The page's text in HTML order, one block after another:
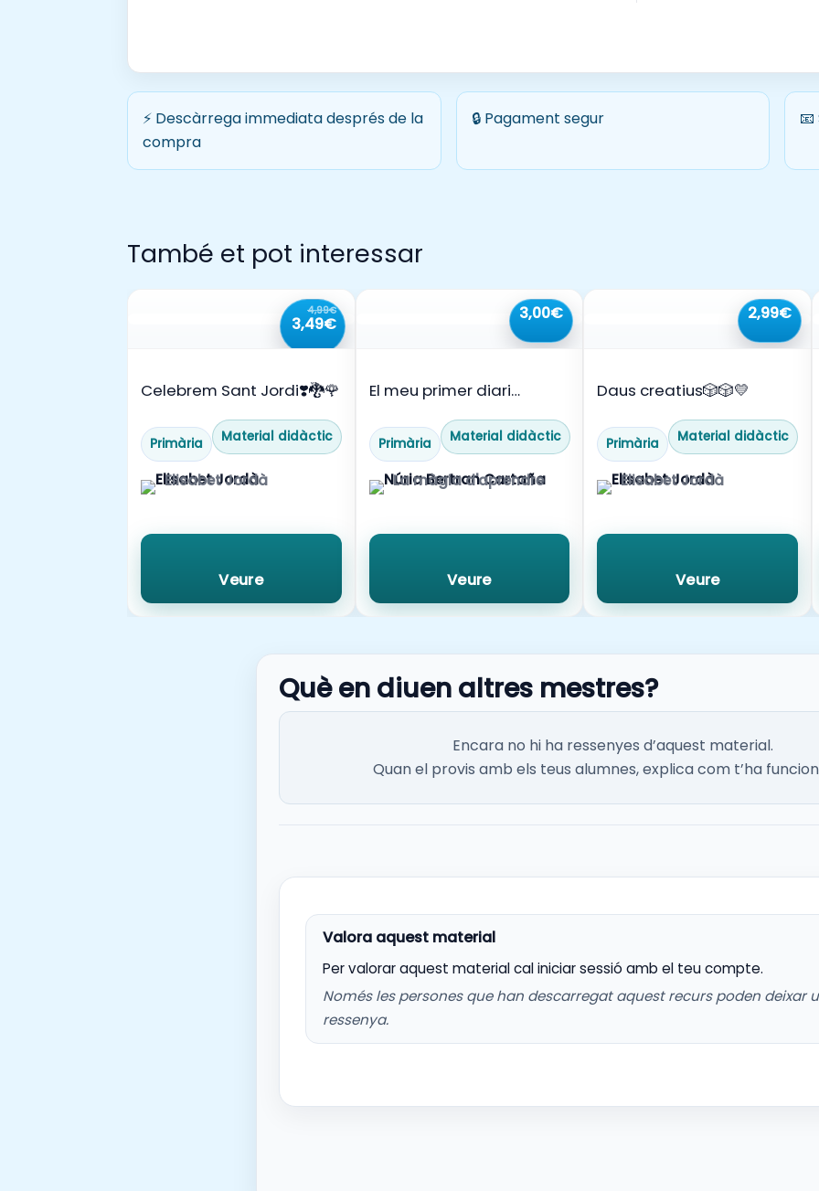
motricitat
La capacitat de
seves pròpies
atenció al
visuals.
⚡ Descàrrega immediata després de la
compra
🔒 Pagament segur
També et pot interessar
4,99€
3,49€
Celebrem Sant Jordi❣️🐉🌹
Primària Material didàctic
Elisabet Jordà
Veure
3,00€
El meu primer diari
Primària Material didàctic
La màgia d'aprendre
Veure
2,99€
Daus creatius🎲🎲💛
Primària Material didàctic
Elisabet Jordà
Veure
Què en diuen altres mestres?
Encara no hi ha ressenyes d’aquest material.
Quan el provis amb els teus alumnes, explica com t’ha
Per valorar aquest material cal iniciar sessió amb el teu compte.
Només les persones que han descarregat aquest recurs poden deixar
ressenya.